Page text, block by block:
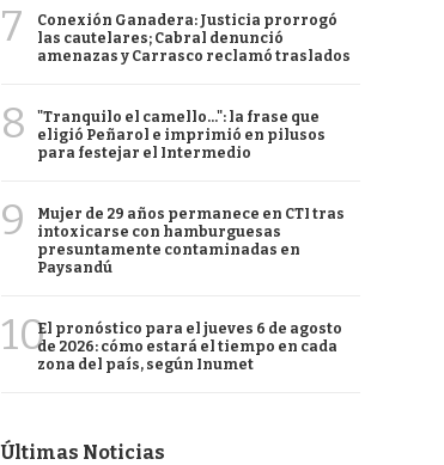
7
Conexión Ganadera: Justicia prorrogó
las cautelares; Cabral denunció
amenazas y Carrasco reclamó traslados
8
"Tranquilo el camello...": la frase que
eligió Peñarol e imprimió en pilusos
para festejar el Intermedio
9
Mujer de 29 años permanece en CTI tras
intoxicarse con hamburguesas
presuntamente contaminadas en
Paysandú
10El pronóstico para el jueves 6 de agosto
de 2026: cómo estará el tiempo en cada
zona del país, según Inumet
Últimas Noticias